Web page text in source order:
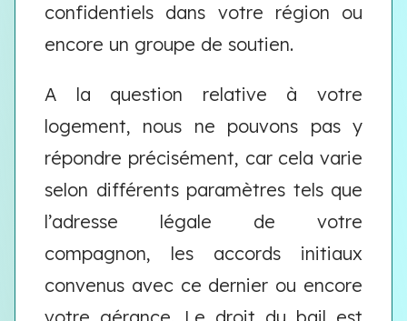
confidentiels dans votre région ou
encore un groupe de soutien.
A la question relative à votre
logement, nous ne pouvons pas y
répondre précisément, car cela varie
selon différents paramètres tels que
l’adresse légale de votre
compagnon, les accords initiaux
convenus avec ce dernier ou encore